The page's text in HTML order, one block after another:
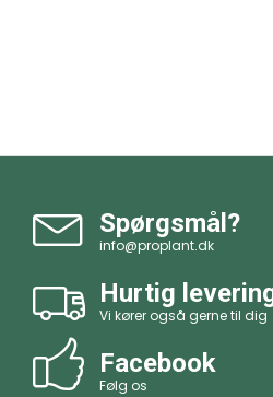
Spørgsmål?
info@proplant.dk
Hurtig
Vi kører også gerne til dig
Facebook
Følg os